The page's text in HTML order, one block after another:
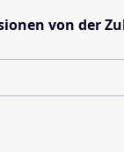
von der